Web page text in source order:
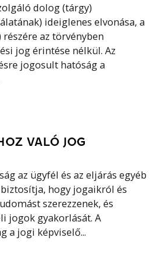
dolog (tárgy)
ideiglenes elvonása, a
az törvényben
jog érintése nélkül. Az
jogosult hatóság a
VALÓ JOG
az ügyfél és az eljárás egyéb
hogy jogaikról és
szerezzenek, és
jogok gyakorlását. A
a jogi képviselő...